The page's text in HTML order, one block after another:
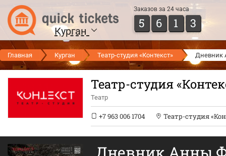
Курган
Заказов за 24 часа
5 6 1 3
Главная Курган Театр-студия «Контекст» Дневник
Театр-студия
Театр
+7 963 006 1704 Театр-студия